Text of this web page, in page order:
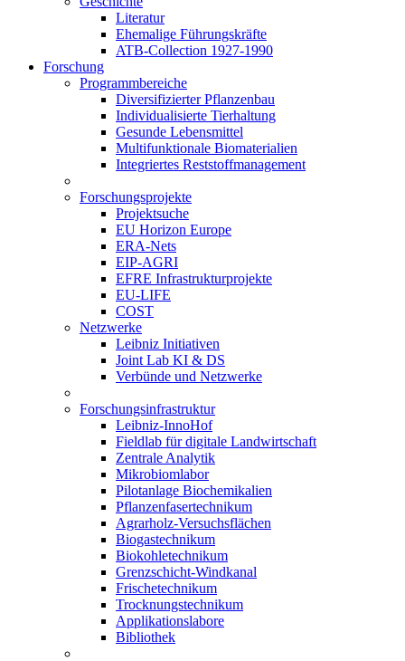
Literatur
Ehemalige Führungskräfte
ATB-Collection 1927-1990
Forschung
Programmbereiche
Diversifizierter Pflanzenbau
Individualisierte Tierhaltung
Gesunde Lebensmittel
Multifunktionale Biomaterialien
Integriertes Reststoffmanagement
Forschungsprojekte
Projektsuche
EU Horizon Europe
ERA-Nets
EIP-AGRI
EFRE Infrastrukturprojekte
EU-LIFE
COST
Netzwerke
Leibniz Initiativen
Joint Lab KI & DS
Verbünde und Netzwerke
Forschungsinfrastruktur
Leibniz-InnoHof
Fieldlab für digitale Landwirtschaft
Zentrale Analytik
Mikrobiomlabor
Pilotanlage Biochemikalien
Pflanzenfasertechnikum
Agrarholz-Versuchsflächen
Biogastechnikum
Biokohletechnikum
Grenzschicht-Windkanal
Frischetechnikum
Trocknungstechnikum
Applikationslabore
Bibliothek